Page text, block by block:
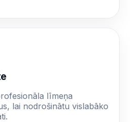
līmeņa
lai nodrošinātu vislabāko